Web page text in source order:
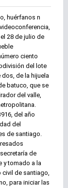
huérfanos n
28 de julio de
ciento
del lote
de la hijuela
batuco, que se
del valle,
del año
del
de santiago.
de
y tomado a la
de santiago,
para iniciar las